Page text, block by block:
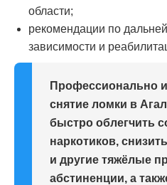
области;
рекомендации по
зависимости и
Профессионально
снятие ломки в
быстро облегчить
наркотиков,
и другие тяжёлые
абстиненции, а